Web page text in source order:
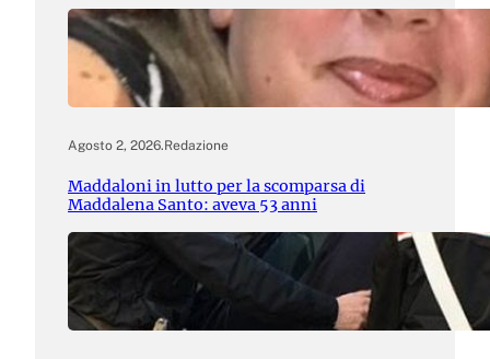
Agosto 2, 2026.Redazione
Maddaloni in lutto per la scomparsa di
Maddalena Santo: aveva 53 anni